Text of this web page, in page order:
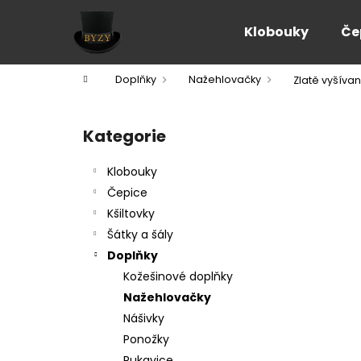
Klobouky
Domů
Doplňky Nažehlovačky Zlatě
Přeskočit
kategorie
Kategorie
Klobouky
Čepice
Kšiltovky
Šátky a šály
Doplňky
Kožešinové doplňky
Nažehlovačky
Nášivky
Ponožky
í
Zpět
do
Zpět
do